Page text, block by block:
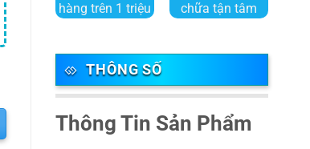
hàng trên 1 triệu
chữa tận tâm
THÔNG SỐ
Thông Tin Sản Phẩm